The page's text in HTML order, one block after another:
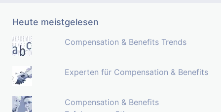
Heute meistgelesen
Compensation & Benefits Trends
Experten für Compensation & Benefits
Compensation & Benefits